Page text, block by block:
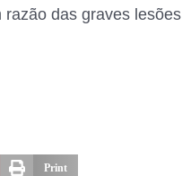
das graves lesões
Print